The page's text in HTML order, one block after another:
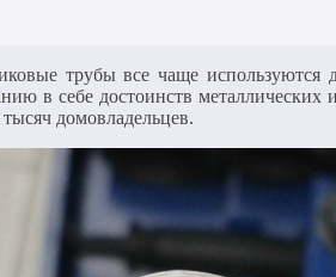
трубы все чаще используются
в себе достоинств
домовладельцев.